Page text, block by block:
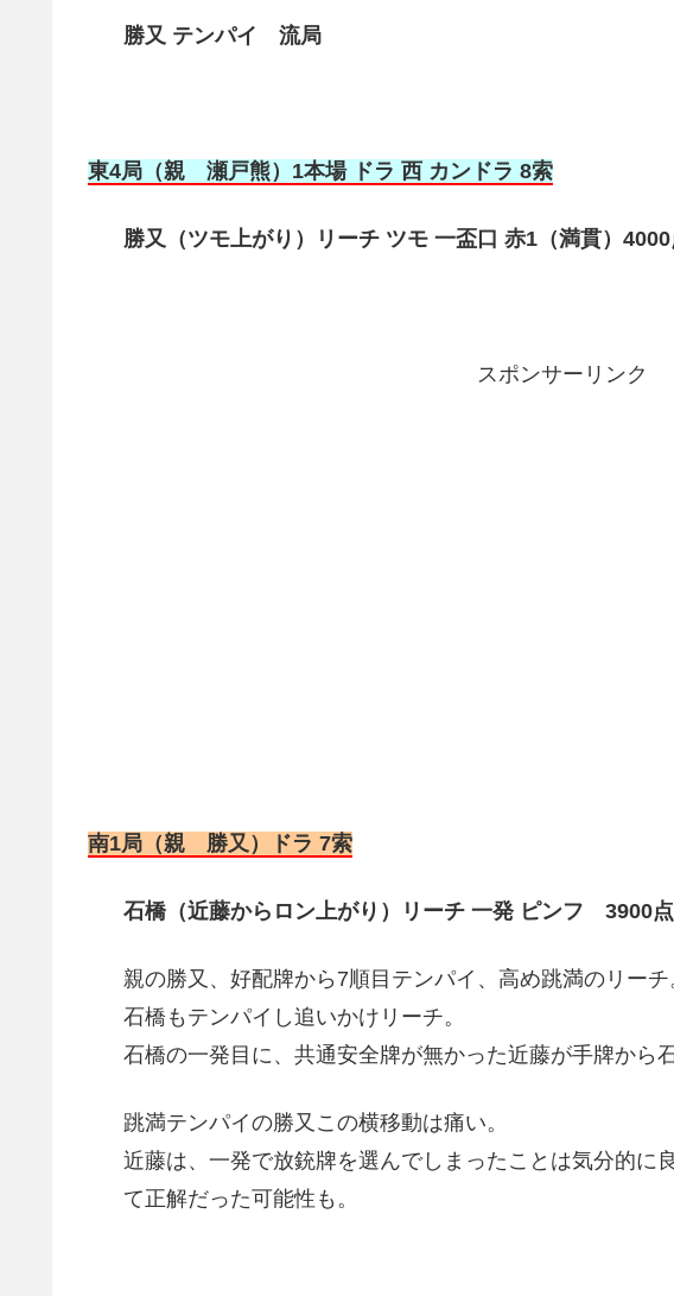
勝又 テンパイ 流局
東4局（親 瀬戸熊）1本場 ドラ 西 カンドラ 8索
勝又（ツモ上がり）リーチ ツモ 一盃口 赤1（満貫）
スポンサーリンク
南1局（親 勝又）ドラ 7索
石橋（近藤からロン上がり）リーチ 一発 ピンフ 3900
親の勝又、好配牌から7順目テンパイ、高め跳満のリーチ
石橋もテンパイし追いかけリーチ。
石橋の一発目に、共通安全牌が無かった近藤が手牌から
跳満テンパイの勝又この横移動は痛い。
近藤は、一発で放銃牌を選んでしまったことは気分的に
て正解だった可能性も。